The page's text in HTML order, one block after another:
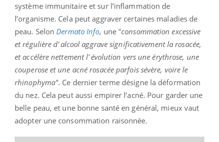
système immunitaire et sur l’inflammation de
l’organisme. Cela peut aggraver certaines maladies de
peau. Selon Dermato Info, une "consommation excessive
et régulière d' alcool aggrave significativement la rosacée,
et accélère nettement l' évolution vers une érythrose, une
couperose et une acné rosacée parfois sévère, voire le
rhinophyma". Ce dernier terme désigne la déformation
du nez. Cela peut aussi empirer l’acné. Pour garder une
belle peau, et une bonne santé en général, mieux vaut
adopter une consommation raisonnée.